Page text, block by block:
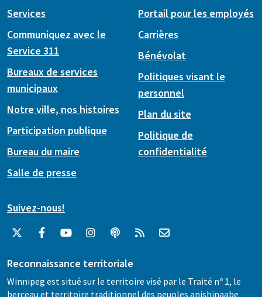
Services
Communiquez avec le
Service 311
Bureaux de services
municipaux
Notre ville, nos histoires
Participation publique
Bureau du maire
Salle de presse
Portail pour les employés
Carrières
Bénévolat
Politiques visant le
personnel
Plan du site
Politique de
confidentialité
Suivez-nous!
Reconnaissance territoriale
Winnipeg est situé sur le territoire visé par le Traité nº 1, le
berceau et territoire traditionnel des peuples anishinaabe